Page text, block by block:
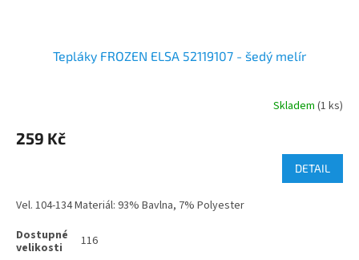
Tepláky FROZEN ELSA 52119107 - šedý melír
Skladem (1 ks)
259 Kč
DETAIL
Vel. 104-134 Materiál: 93% Bavlna, 7% Polyester
116